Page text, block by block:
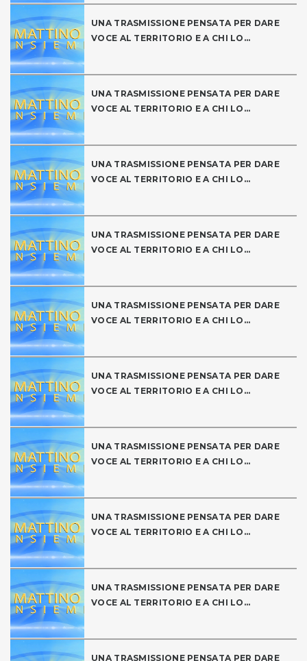
UNA TRASMISSIONE PENSATA PER DARE
VOCE AL TERRITORIO E A CHI LO...
UNA TRASMISSIONE PENSATA PER DARE
VOCE AL TERRITORIO E A CHI LO...
UNA TRASMISSIONE PENSATA PER DARE
VOCE AL TERRITORIO E A CHI LO...
UNA TRASMISSIONE PENSATA PER DARE
VOCE AL TERRITORIO E A CHI LO...
UNA TRASMISSIONE PENSATA PER DARE
VOCE AL TERRITORIO E A CHI LO...
UNA TRASMISSIONE PENSATA PER DARE
VOCE AL TERRITORIO E A CHI LO...
UNA TRASMISSIONE PENSATA PER DARE
VOCE AL TERRITORIO E A CHI LO...
UNA TRASMISSIONE PENSATA PER DARE
VOCE AL TERRITORIO E A CHI LO...
UNA TRASMISSIONE PENSATA PER DARE
VOCE AL TERRITORIO E A CHI LO...
UNA TRASMISSIONE PENSATA PER DARE